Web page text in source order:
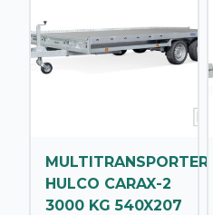
MULTITRANSPORTER
HULCO CARAX-2
3000 KG 540X207